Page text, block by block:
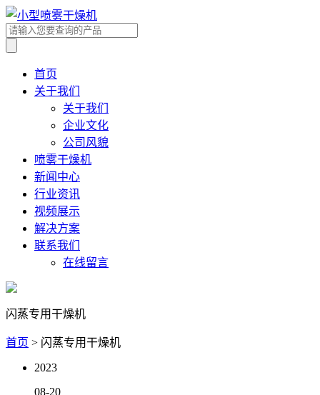
首页
关于我们
关于我们
企业文化
公司风貌
喷雾干燥机
新闻中心
行业资讯
视频展示
解决方案
联系我们
在线留言
闪蒸专用干燥机
首页 > 闪蒸专用干燥机
2023
08-20